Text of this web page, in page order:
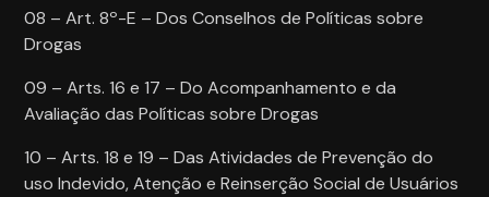
08 – Art. 8º-E – Dos Conselhos de Políticas sobre
Drogas
09 – Arts. 16 e 17 – Do Acompanhamento e da
Avaliação das Políticas sobre Drogas
10 – Arts. 18 e 19 – Das Atividades de Prevenção do
uso Indevido, Atenção e Reinserção Social de Usuários